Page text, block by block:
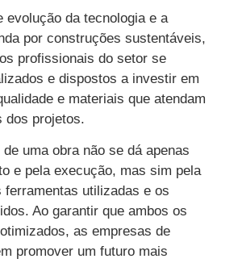
evolução da tecnologia e a
por construções sustentáveis,
profissionais do setor se
e dispostos a investir em
e materiais que atendam
dos projetos.
uma obra não se dá apenas
e pela execução, mas sim pela
ferramentas utilizadas e os
Ao garantir que ambos os
as empresas de
promover um futuro mais